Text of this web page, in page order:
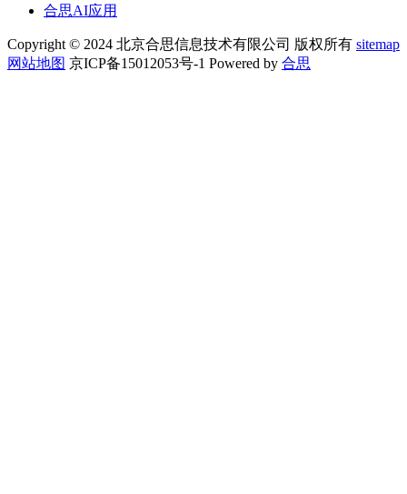
合思AI应用
Copyright © 2024 北京合思信息技术有限公司 版权所有 sitemap
网站地图 京ICP备15012053号-1 Powered by 合思